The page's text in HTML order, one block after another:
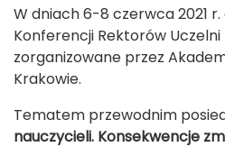
W dniach 6-8 czerwca 2021
Konferencji Rektorów
zorganizowane przez
Krakowie.
Tematem przewodnim
nauczycieli. Konsekwencje